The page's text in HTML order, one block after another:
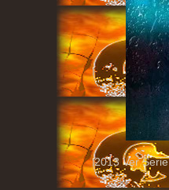
2013 Ver Serie